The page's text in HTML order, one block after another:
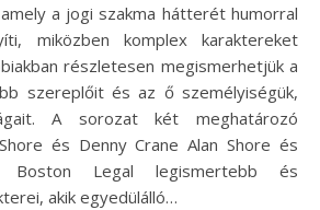
a jogi szakma hátterét humorral
miközben komplex karaktereket
részletesen megismerhetjük a
szereplőit és az ő személyiségük,
A sorozat két meghatározó
és Denny Crane Alan Shore és
Legal legismertebb és
akik egyedülálló…